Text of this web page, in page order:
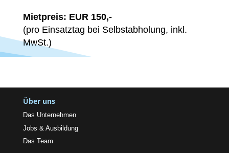
Mietpreis: EUR 150,-
(pro Einsatztag bei Selbstabholung, inkl.
MwSt.)
Über uns
Das Unternehmen
Jobs & Ausbildung
Das Team